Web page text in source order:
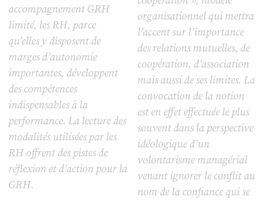
accompagnement GRH
limité, les RH, parce
qu’elles y disposent de
marges d’autonomie
importantes, développent
des compétences
indispensables à la
performance. La lecture des
modalités utilisées par les
RH offrent des pistes de
réflexion et d’action pour la
GRH.
organisationnel qui mettra
l’accent sur l’importance
des relations mutuelles, de
coopération, d’association
mais aussi de ses limites. La
convocation de la notion
est en effet effectuée le plus
souvent dans la perspective
idéologique d’un
volontarisme managérial
venant ignorer le conflit au
nom de la confiance qui se